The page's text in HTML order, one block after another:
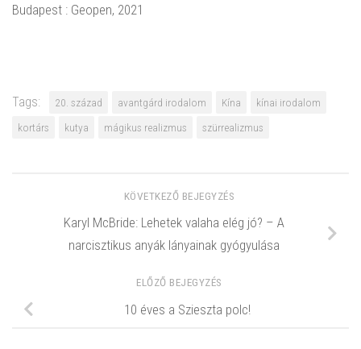
Budapest : Geopen, 2021
Tags: 20. század avantgárd irodalom Kína
kínai irodalom
kortárs
kutya mágikus realizmus szürrealizmus
KÖVETKEZŐ BEJEGYZÉS
Karyl McBride: Lehetek valaha elég jó? – A
narcisztikus anyák lányainak gyógyulása
ELŐZŐ BEJEGYZÉS
10 éves a Szieszta polc!